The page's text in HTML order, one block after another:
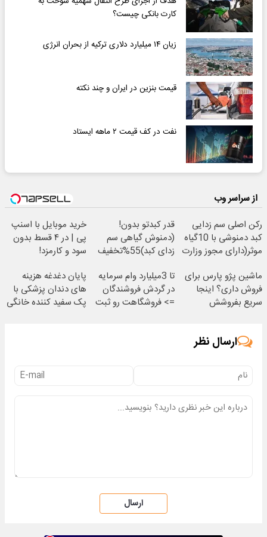
کارت بانکی چیست؟
زیان ۱۴ میلیارد دلاری ترکیه از بحران انرژی
قیمت بنزین در ایران و چند نکته
نفت در کف قیمت ۲ ماهه ایستاد
از سراسر وب
رکن اصلی سم زدایی
کبد دمنوشی با 10گیاه
موثر(دارای مجوز وزارت
قدر کبدتو بدون!
(دمنوش گیاهی سم
زدای کبد)55%تخفیف
خرید موبایل با اسنپ
پی | در ۴ قسط بدون
سود و کارمزد!
ماشین پژو پارس برای
فروش داری؟ اینجا
سریع بفروشش
تا 3میلیارد وام سرمایه
در گردش فروشندگان
=> فروشگاهت رو ثبت
پایان دغدغه هزینه
های دندان پزشکی با
پک سفید کننده خانگی
ارسال نظر
ارسال